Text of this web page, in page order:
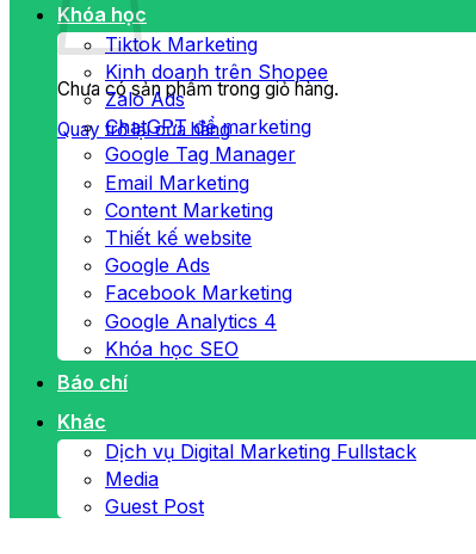
Chưa có sản phẩm trong giỏ hàng.
Quay trở lại cửa hàng
Khóa học
Tiktok Marketing
Kinh doanh trên Shopee
Zalo Ads
ChatGPT để marketing
Google Tag Manager
Email Marketing
Content Marketing
Thiết kế website
Google Ads
Facebook Marketing
Google Analytics 4
Khóa học SEO
Báo chí
Khác
Dịch vụ Digital Marketing Fullstack
Media
Guest Post